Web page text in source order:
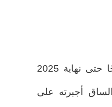
لكنه لن يكون متاحًا حتى نهاية 2025
أجبرته على